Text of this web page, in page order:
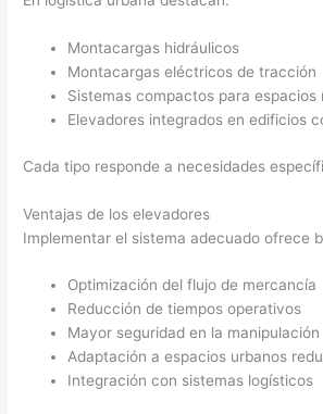
Montacargas hidráulicos
Montacargas eléctricos de tracción
Sistemas compactos para espacios
Elevadores integrados en edificios
Cada tipo responde a necesidades
Ventajas de los elevadores
Implementar el sistema adecuado ofrece
Optimización del flujo de mercancía
Reducción de tiempos operativos
Mayor seguridad en la manipulación
Adaptación a espacios urbanos
Integración con sistemas logísticos